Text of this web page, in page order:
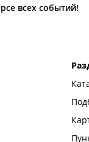
всех событий!